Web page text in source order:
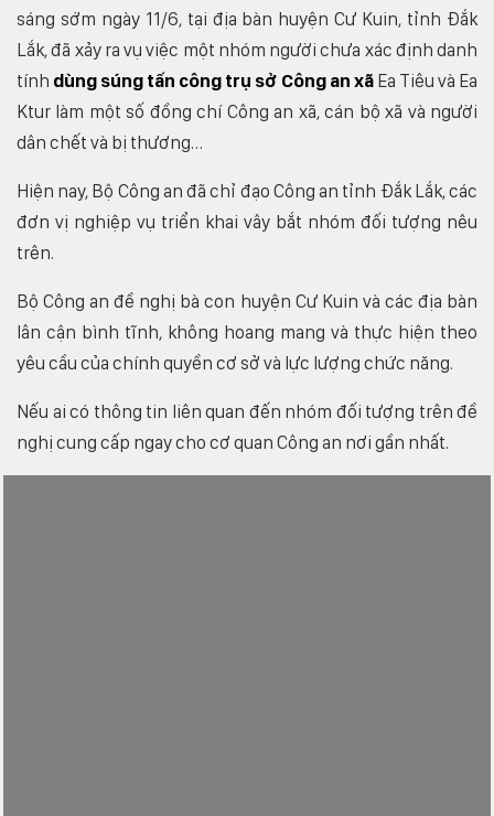
sáng sớm ngày 11/6, tại địa bàn huyện Cư Kuin, tỉnh Đắk
Lắk, đã xảy ra vụ việc một nhóm người chưa xác định danh
tính dùng súng tấn công trụ sở Công an xãEa Tiêu và Ea
Ktur làm một số đồng chí Công an xã, cán bộ xã và người
dân chết và bị thương…
Hiện nay, Bộ Công an đã chỉ đạo Công an tỉnh Đắk Lắk, các
đơn vị nghiệp vụ triển khai vây bắt nhóm đối tượng nêu
trên.
Bộ Công an đề nghị bà con huyện Cư Kuin và các địa bàn
lân cận bình tĩnh, không hoang mang và thực hiện theo
yêu cầu của chính quyền cơ sở và lực lượng chức năng.
Nếu ai có thông tin liên quan đến nhóm đối tượng trên đề
nghị cung cấp ngay cho cơ quan Công an nơi gần nhất.